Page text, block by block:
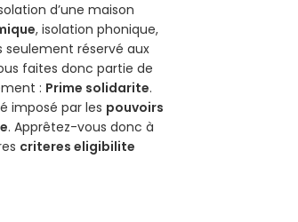
d’une maison
, isolation phonique,
seulement réservé aux
faites donc partie de
: Prime solidarite.
imposé par les pouvoirs
. Apprêtez-vous donc à
criteres eligibilite